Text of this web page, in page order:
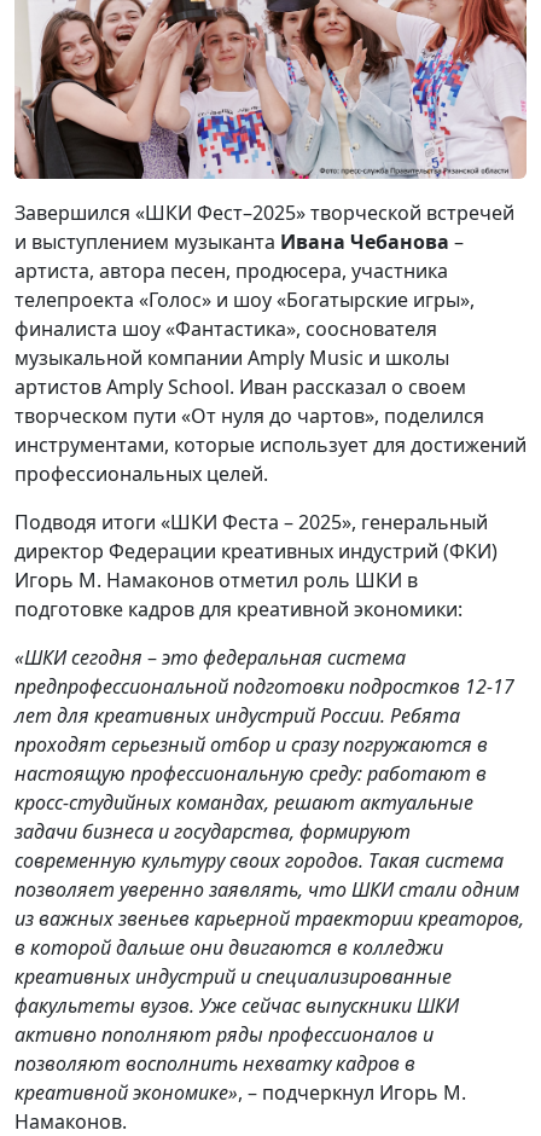
Завершился «ШКИ Фест–2025» творческой встречей
и выступлением музыканта Ивана Чебанова –
артиста, автора песен, продюсера, участника
телепроекта «Голос» и шоу «Богатырские игры»,
финалиста шоу «Фантастика», сооснователя
музыкальной компании Amply Music и школы
артистов Amply School. Иван рассказал о своем
творческом пути «От нуля до чартов», поделился
инструментами, которые использует для достижений
профессиональных целей.
Подводя итоги «ШКИ Феста – 2025», генеральный
директор Федерации креативных индустрий (ФКИ)
Игорь М. Намаконов отметил роль ШКИ в
подготовке кадров для креативной экономики:
«ШКИ сегодня –это федеральная система
предпрофессиональной подготовки подростков 12-17
лет для креативных индустрий России. Ребята
проходят серьезный отбор и сразу погружаются в
настоящую профессиональную среду: работают в
кросс-студийных командах, решают актуальные
задачи бизнеса и государства, формируют
современную культуру своих городов. Такая система
позволяет уверенно заявлять, что ШКИ стали одним
из важных звеньев карьерной траектории креаторов,
в которой дальше они двигаются в колледжи
креативных индустрий и специализированные
факультеты вузов. Уже сейчас выпускники ШКИ
активно пополняют ряды профессионалов и
позволяют восполнить нехватку кадров в
креативной экономике», – подчеркнул Игорь М.
Намаконов.